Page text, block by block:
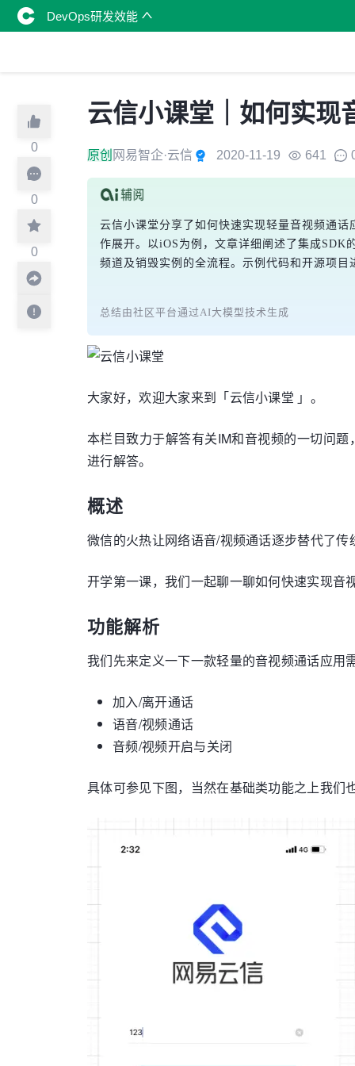
DevOps研发效能
0
0
0
云信小课堂｜如何实现
原创 网易智企·云信 2020-11-19 641
云信小课堂分享了如何快速实现轻量音视频通
作展开。以iOS为例，文章详细阐述了集成SDK
频道及销毁实例的全流程。示例代码和开源项
总结由社区平台通过AI大模型技术生成
大家好，欢迎大家来到「云信小课堂 」。
本栏目致力于解答有关IM和音视频的一切问
进行解答。
概述
微信的火热让网络语音/视频通话逐步替代了
开学第一课，我们一起聊一聊如何快速实现音
功能解析
我们先来定义一下一款轻量的音视频通话应用
加入/离开通话
语音/视频通话
音频/视频开启与关闭
具体可参见下图，当然在基础类功能之上我